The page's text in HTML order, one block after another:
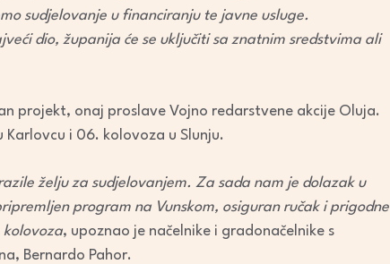
sudjelovanje u financiranju te javne usluge.
dio, županija će se uključiti sa znatnim sredstvima ali
projekt, onaj proslave Vojno redarstvene akcije Oluja.
i 06. kolovoza u Slunju.
želju za sudjelovanjem. Za sada nam je dolazak u
program na Vunskom, osiguran ručak i prigodne
, upoznao je načelnike i gradonačelnike s
Bernardo Pahor.